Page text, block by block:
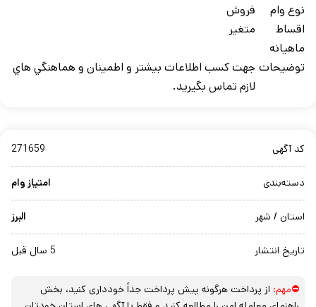
نوع وام
فروش
اقساط
ماهيانه
متغیر
توضيحات جهت کسب اطلاعات بيشتر و اطمينان و هماهنگي هاي
لازم تماس بگيريد.
کد آگهی 271659
دسته‌بندی امتیاز وام
استان / شهر البرز
تاریخ انتشار 5 سال قبل
⛔مهم: از پرداخت هرگونه پیش پرداخت جداً خودداری کنید، بخش